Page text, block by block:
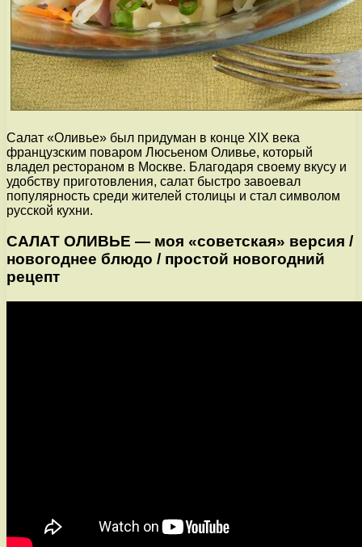
Салат «Оливье» был придуман в конце XIX века
французским поваром Люсьеном Оливье, который
владел рестораном в Москве. Благодаря своему вкусу и
удобству приготовления, салат быстро завоевал
популярность среди жителей столицы и стал символом
русской кухни.
САЛАТ ОЛИВЬЕ — моя «советская» версия /
новогоднее блюдо / простой новогодний
рецепт